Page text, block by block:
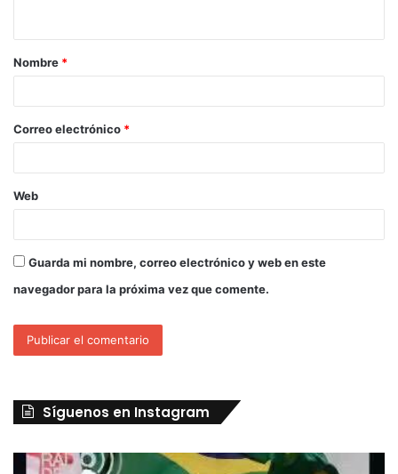
Nombre *
Correo electrónico *
Web
Guarda mi nombre, correo electrónico y web en este
navegador para la próxima vez que comente.
Síguenos en Instagram